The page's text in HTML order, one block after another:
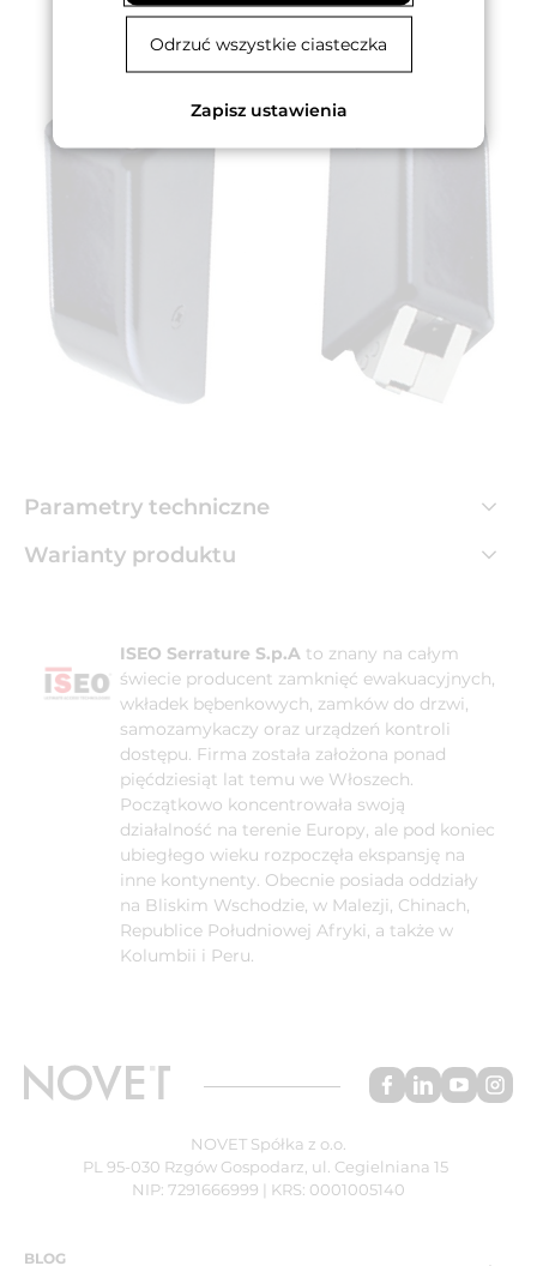
Parametry techniczne
Warianty produktu
ISEO Serrature S.p.A to znany na całym
świecie producent zamknięć ewakuacyjnych,
wkładek bębenkowych, zamków do drzwi,
samozamykaczy oraz urządzeń kontroli
dostępu. Firma została założona ponad
pięćdziesiąt lat temu we Włoszech.
Początkowo koncentrowała swoją
działalność na terenie Europy, ale pod koniec
ubiegłego wieku rozpoczęła ekspansję na
inne kontynenty. Obecnie posiada oddziały
na Bliskim Wschodzie, w Malezji, Chinach,
Republice Południowej Afryki, a także w
Kolumbii i Peru.
NOVET Spółka z o.o.
PL 95-030 Rzgów Gospodarz, ul. Cegielniana 15
NIP: 7291666999 | KRS: 0001005140
BLOG
Odrzuć wszystkie ciasteczka
Zapisz ustawienia